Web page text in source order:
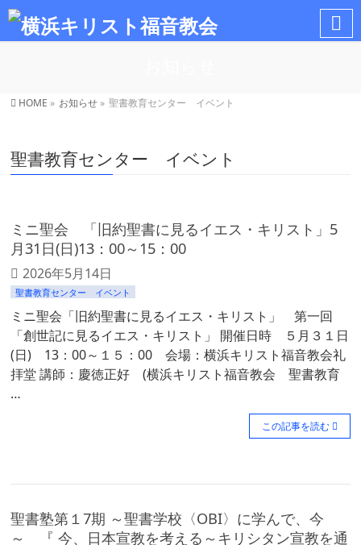
HOME » お知らせ » 聖書教育センター イベント
聖書教育センター イベント
ミニ聖会 「旧約聖書に見るイエス・キリスト」5
月31日(日)13：00～15：00
2026年5月14日
聖書教育センター イベント
ミニ聖会「旧約聖書に見るイエス・キリスト」 第一回
「創世記に見るイエス・キリスト」 開催日時 ５月３１日
(日) 13：00～１５：00 会場：横浜キリスト福音教会礼
拝堂 講師：慶徳正好 (横浜キリスト福音教会 聖書教育
…
この記事を読む
聖書塾第１7期 ～聖書学校〈OBI〉に学んで、今
～ 『 今、日本宣教を考える～キリシタン宣教を通